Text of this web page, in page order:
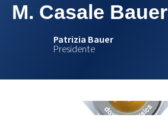
M. Casale Bauer
Patrizia Bauer
Presidente